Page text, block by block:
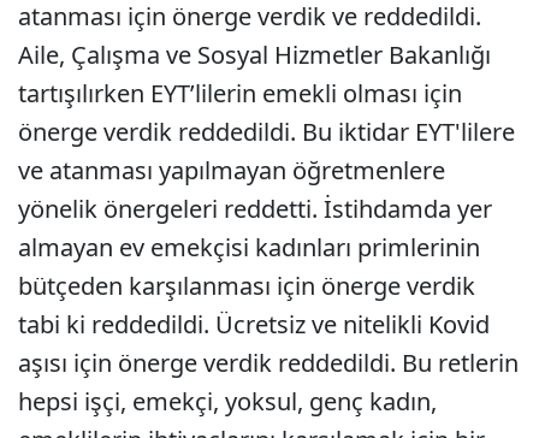
atanması için önerge verdik ve reddedildi.
Aile, Çalışma ve Sosyal Hizmetler Bakanlığı
tartışılırken EYT’lilerin emekli olması için
önerge verdik reddedildi. Bu iktidar EYT'lilere
ve atanması yapılmayan öğretmenlere
yönelik önergeleri reddetti. İstihdamda yer
almayan ev emekçisi kadınları primlerinin
bütçeden karşılanması için önerge verdik
tabi ki reddedildi. Ücretsiz ve nitelikli Kovid
aşısı için önerge verdik reddedildi. Bu retlerin
hepsi işçi, emekçi, yoksul, genç kadın,